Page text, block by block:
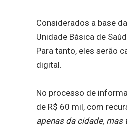
Considerados a base
Unidade Básica de
Para tanto, eles serão
digital.
No processo de
de R$ 60 mil, com
apenas da cidade,